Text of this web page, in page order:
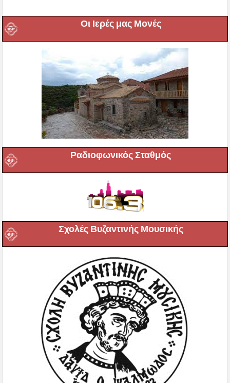
Οι Ιερές μας Μονές
Ραδιοφωνικός Σταθμός
Σχολές Βυζαντινής Μουσικής